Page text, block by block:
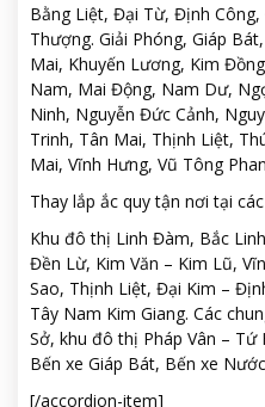
Bằng Liệt, Đại Từ, Định
Thượng. Giải Phóng, Giáp
Mai, Khuyến Lương, Kim
Nam, Mai Động, Nam Dư,
Ninh, Nguyễn Đức Cảnh,
Trinh, Tân Mai, Thịnh Liệt,
Mai, Vĩnh Hưng, Vũ Tông
Thay lắp ắc quy tận nơi tại
Khu đô thị Linh Đàm, Bắc
Đền Lừ, Kim Văn – Kim Lũ,
Sao, Thịnh Liệt, Đại Kim –
Tây Nam Kim Giang. Các
Sở, khu đô thị Pháp Vân – Tứ
Bến xe Giáp Bát, Bến xe
[/accordion-item]